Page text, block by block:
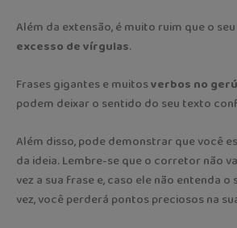
Além da extensão, é muito ruim que o
excesso de vírgulas.
Frases gigantes e muitosverbos no
podem deixar o sentido do seu texto
Além disso, pode demonstrar que você
da ideia. Lembre-se que o corretor não
vez a sua frase e, caso ele não entenda
vez, você perderá pontos preciosos na